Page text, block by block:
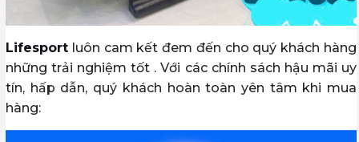
Lifesport luôn cam kết đem đến cho quý khách hàng
những trải nghiệm tốt . Với các chính sách hậu mãi uy
tín, hấp dẫn, quý khách hoàn toàn yên tâm khi mua
hàng: